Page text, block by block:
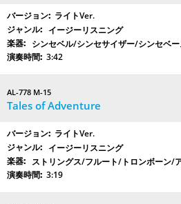
ライトVer.
イージーリスニング
シンセベル/シンセサイザー/シンセベー
3:42
AL-778 M-15
Tales of Adventure
ライトVer.
イージーリスニング
ストリングス/フルート/トロンボーン/
3:19